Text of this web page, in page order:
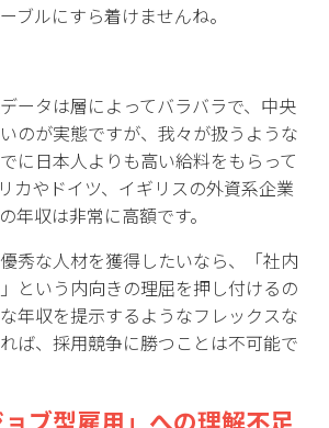
ブルにすら着けませんね。
ータは層によってバラバラで、中央
のが実態ですが、我々が扱うような
に日本人よりも高い給料をもらって
カやドイツ、イギリスの外資系企業
年収は非常に高額です。
秀な人材を獲得したいなら、「社内
という内向きの理屈を押し付けるの
年収を提示するようなフレックスな
ば、採用競争に勝つことは不可能で
ブ型雇用」への理解不足